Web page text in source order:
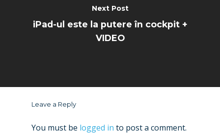
Next Post
iPad-ul este la putere în cockpit +
VIDEO
Leave a Reply
You must be logged in to post a comment.